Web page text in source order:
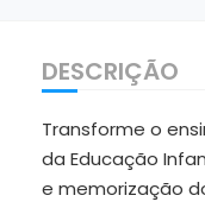
DESCRIÇÃO
Transforme o
da Educação
e memorização